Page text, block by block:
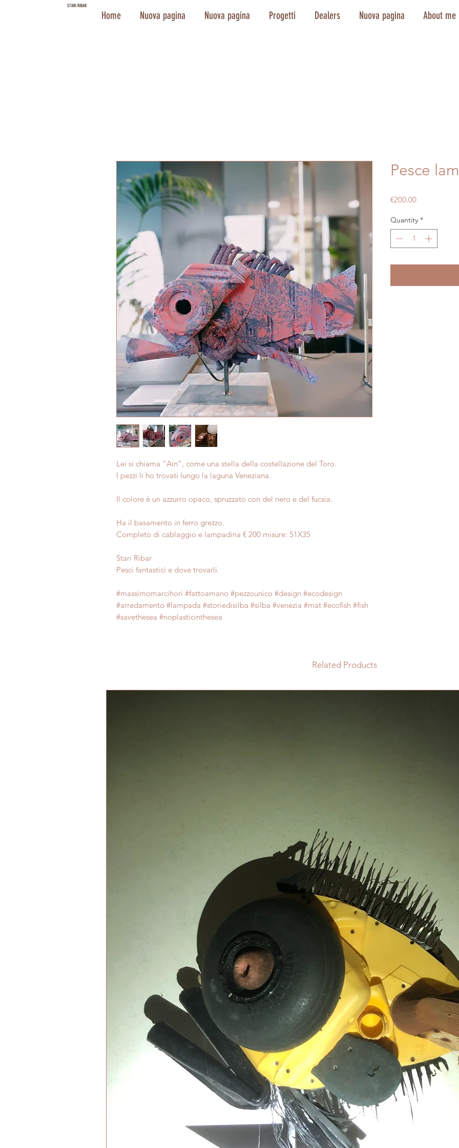
STARI RIBAR
Home Nuova pagina Nuova pagina Progetti Dealers Nuova pagina About me
Lei si chiama “Ain”, come una stella della costellazione del Toro.
I pezzi li ho trovati lungo la laguna Veneziana.
Il colore è un azzurro opaco, spruzzato con del nero e del fucsia.
Ha il basamento in ferro grezzo.
Completo di cablaggio e lampadina € 200 misure: 51X35
Stari Ribar
Pesci fantastici e dove trovarli.
#massimomarcihori #fattoamano #pezzounico #design #ecodesign
#arredamento #lampada #storiedisilba #silba #venezia #mat #ecofish #fish
#savethesea #noplasticinthesea
Pesce
€200.00Price
Quantity *
Related Products